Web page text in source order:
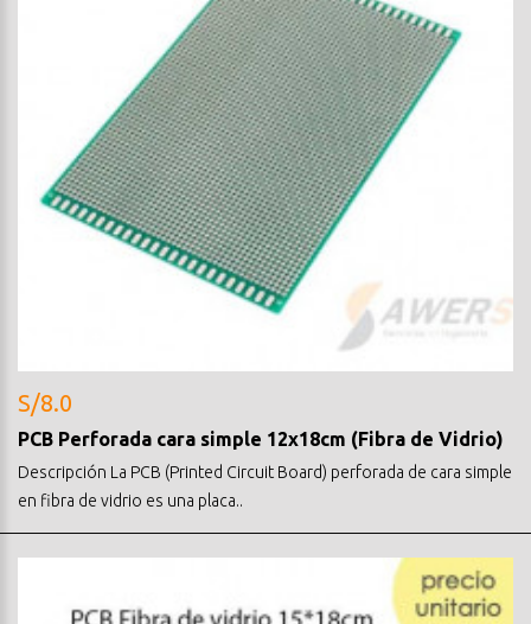
S/8.0
PCB Perforada cara simple 12x18cm (Fibra de Vidrio)
Descripción La PCB (Printed Circuit Board) perforada de cara simple
en fibra de vidrio es una placa..